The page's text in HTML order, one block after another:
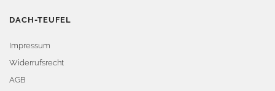
DACH-TEUFEL
Impressum
Widerrufsrecht
AGB